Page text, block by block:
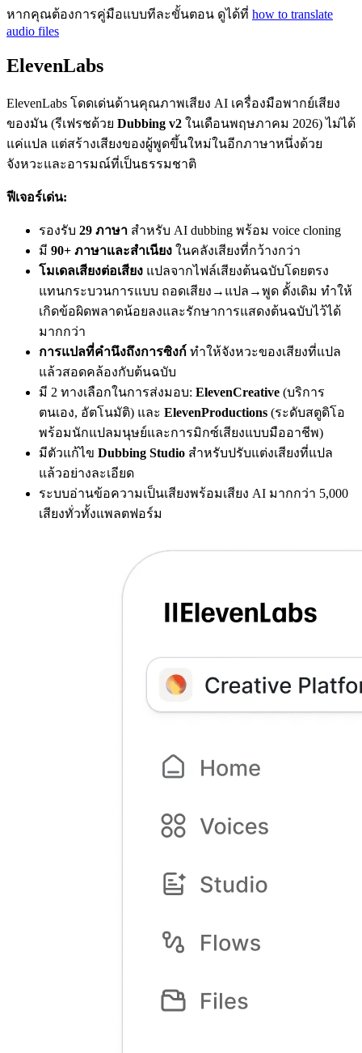
หากคุณต้องการคู่มือแบบทีละขั้นตอน ดูได้ที่ how to translate
audio files
ElevenLabs
ElevenLabs โดดเด่นด้านคุณภาพเสียง AI เครื่องมือพากย์เสียง
ของมัน (รีเฟรชด้วย Dubbing v2 ในเดือนพฤษภาคม 2026) ไม่ได้
แค่แปล แต่สร้างเสียงของผู้พูดขึ้นใหม่ในอีกภาษาหนึ่งด้วย
จังหวะและอารมณ์ที่เป็นธรรมชาติ
ฟีเจอร์เด่น:
รองรับ 29 ภาษา สำหรับ AI dubbing พร้อม voice cloning
มี 90+ ภาษาและสำเนียง ในคลังเสียงที่กว้างกว่า
โมเดลเสียงต่อเสียง แปลจากไฟล์เสียงต้นฉบับโดยตรง
แทนกระบวนการแบบ ถอดเสียง→แปล→พูด ดั้งเดิม ทำให้
เกิดข้อผิดพลาดน้อยลงและรักษาการแสดงต้นฉบับไว้ได้
มากกว่า
การแปลที่คำนึงถึงการซิงก์ ทำให้จังหวะของเสียงที่แปล
แล้วสอดคล้องกับต้นฉบับ
มี 2 ทางเลือกในการส่งมอบ: ElevenCreative (บริการ
ตนเอง, อัตโนมัติ) และ ElevenProductions (ระดับสตูดิโอ
พร้อมนักแปลมนุษย์และการมิกซ์เสียงแบบมืออาชีพ)
มีตัวแก้ไข Dubbing Studio สำหรับปรับแต่งเสียงที่แปล
แล้วอย่างละเอียด
ระบบอ่านข้อความเป็นเสียงพร้อมเสียง AI มากกว่า 5,000
เสียงทั่วทั้งแพลตฟอร์ม